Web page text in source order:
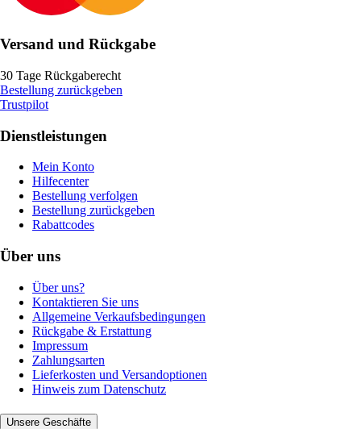
Versand und Rückgabe
30 Tage Rückgaberecht
Bestellung zurückgeben
Trustpilot
Dienstleistungen
Mein Konto
Hilfecenter
Bestellung verfolgen
Bestellung zurückgeben
Rabattcodes
Über uns
Über uns?
Kontaktieren Sie uns
Allgemeine Verkaufsbedingungen
Rückgabe & Erstattung
Impressum
Zahlungsarten
Lieferkosten und Versandoptionen
Hinweis zum Datenschutz
Unsere Geschäfte